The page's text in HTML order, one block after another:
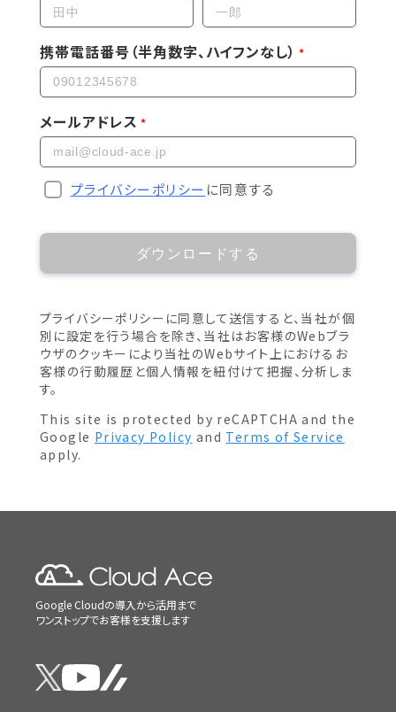
携帯電話番号（半角数字、ハイフンなし）
メールアドレス
プライバシーポリシー に同意する
ダウンロードする
プライバシーポリシーに同意して送信すると、当社が個
別に設定を行う場合を除き、当社はお客様のWebブラ
ウザのクッキーにより当社のWebサイト上におけるお
客様の行動履歴と個人情報を紐付けて把握、分析しま
す。
This site is protected by reCAPTCHA and the
Google Privacy Policy and Terms of Service
apply.
Google Cloudの導入から活用まで
ワンストップでお客様を支援します